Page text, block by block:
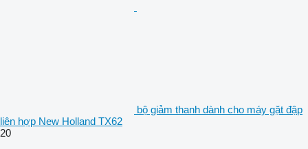
bộ giảm thanh dành cho máy gặt đập
liên hợp New Holland TX62
20